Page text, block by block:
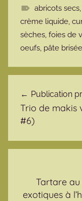
abricots secs,
crème liquide,
sèches, foies de
oeufs, pâte brisée
Publication
Trio de makis
#6)
Tartare
exotiques à